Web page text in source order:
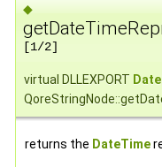
◆
[1/2]
virtual DLLEXPORT
returns the DateTime